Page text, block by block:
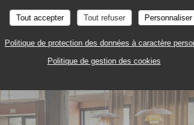
Tout accepter Tout refuser Personnaliser
Politique de protection des données à caractère
Politique de gestion des cookies